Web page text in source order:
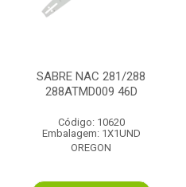
SABRE NAC 281/288
288ATMD009 46D
Código: 10620
Embalagem: 1X1UND
OREGON